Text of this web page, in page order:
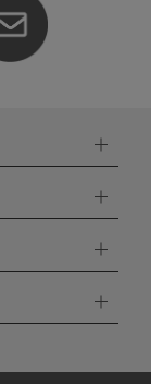
た場合はキャン
注文お願いしま